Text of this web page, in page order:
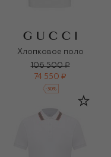
Хлопковое поло
106 500 ₽
74 550 ₽
-30%